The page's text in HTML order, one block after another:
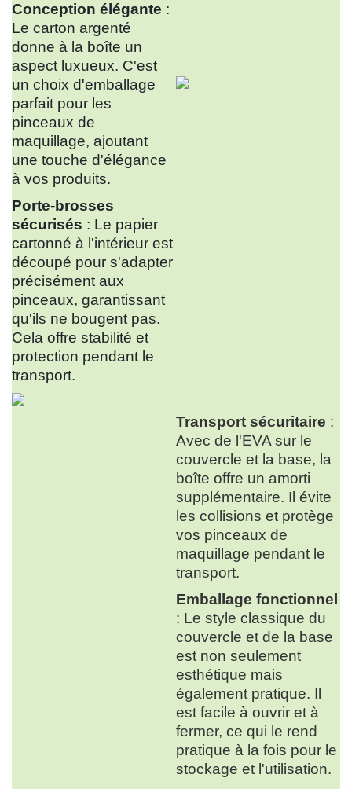
Conception élégante :
Le carton argenté
donne à la boîte un
aspect luxueux. C'est
un choix d'emballage
parfait pour les
pinceaux de
maquillage, ajoutant
une touche d'élégance
à vos produits.
Porte-brosses
sécurisés : Le papier
cartonné à l'intérieur est
découpé pour s'adapter
précisément aux
pinceaux, garantissant
qu'ils ne bougent pas.
Cela offre stabilité et
protection pendant le
transport.
Transport sécuritaire :
Avec de l'EVA sur le
couvercle et la base, la
boîte offre un amorti
supplémentaire. Il évite
les collisions et protège
vos pinceaux de
maquillage pendant le
transport.
Emballage fonctionnel
: Le style classique du
couvercle et de la base
est non seulement
esthétique mais
également pratique. Il
est facile à ouvrir et à
fermer, ce qui le rend
pratique à la fois pour le
stockage et l'utilisation.